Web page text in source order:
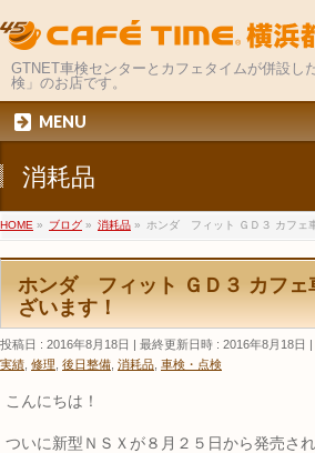
GTNET車検センターとカフェタイムが併設し
検」のお店です。
MENU
消耗品
HOME » ブログ » 消耗品 » ホンダ フィット ＧＤ３ カフェ
ホンダ フィット ＧＤ３ カフェ
ざいます！
投稿日 : 2016年8月18日 最終更新日時 : 2016年8月18日
実績 修理 後日整備 消耗品 車検・点検
こんにちは！
ついに新型ＮＳＸが８月２５日から発売さ